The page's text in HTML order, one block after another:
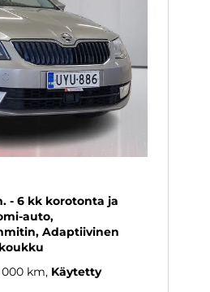
- 6 kk korotonta ja
auto,
Adaptiivinen
km Käytetty